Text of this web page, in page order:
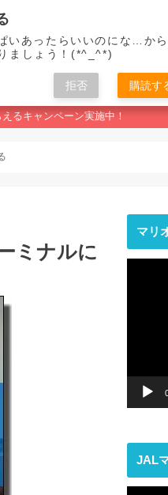
人生なんてマイルで変わる！
るキャンペーン実施中！
ミナルに
マリ
JAL
いあったらいいのにな…か
ましょう！(*^_^*)
拒否 購読す